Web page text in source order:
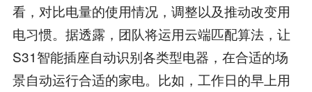
看，对比电量的使用情况，调整以及推动改变用
电习惯。据透露，团队将运用云端匹配算法，让
S31智能插座自动识别各类型电器，在合适的场
景自动运行合适的家电。比如，工作日的早上用